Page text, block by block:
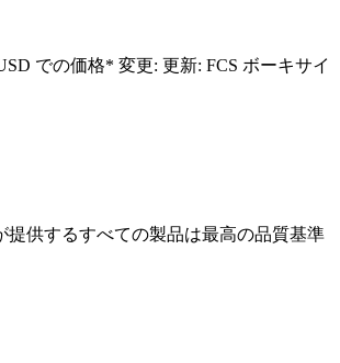
での価格* 変更: 更新: FCS ボーキサイ
提供するすべての製品は最高の品質基準